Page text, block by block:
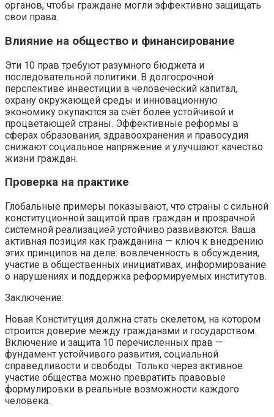
органов, чтобы граждане могли эффективно защищать
свои права.
Влияние на общество и финансирование
Эти 10 прав требуют разумного бюджета и
последовательной политики. В долгосрочной
перспективе инвестиции в человеческий капитал,
охрану окружающей среды и инновационную
экономику окупаются за счёт более устойчивой и
процветающей страны. Эффективные реформы в
сферах образования, здравоохранения и правосудия
снижают социальное напряжение и улучшают качество
жизни граждан.
Проверка на практике
Глобальные примеры показывают, что страны с сильной
конституционной защитой прав граждан и прозрачной
системной реализацией устойчиво развиваются. Ваша
активная позиция как гражданина — ключ к внедрению
этих принципов на деле: вовлеченность в обсуждения,
участие в общественных инициативах, информирование
о нарушениях и поддержка реформируемых институтов.
Заключение:
Новая Конституция должна стать скелетом, на котором
строится доверие между гражданами и государством.
Включение и защита 10 перечисленных прав —
фундамент устойчивого развития, социальной
справедливости и свободы. Только через активное
участие общества можно превратить правовые
формулировки в реальные возможности каждого
человека.